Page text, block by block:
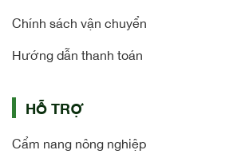
Chính sách vận chuyển
Hướng dẫn thanh toán
HỖ TRỢ
Cẩm nang nông nghiệp